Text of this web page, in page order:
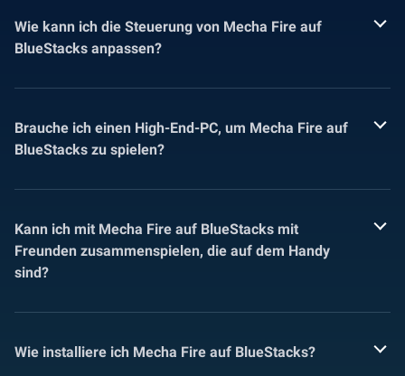
Wie kann ich die Steuerung von Mecha Fire auf
BlueStacks anpassen?
Brauche ich einen High-End-PC, um Mecha Fire auf
BlueStacks zu spielen?
Kann ich mit Mecha Fire auf BlueStacks mit
Freunden zusammenspielen, die auf dem Handy
sind?
Wie installiere ich Mecha Fire auf BlueStacks?